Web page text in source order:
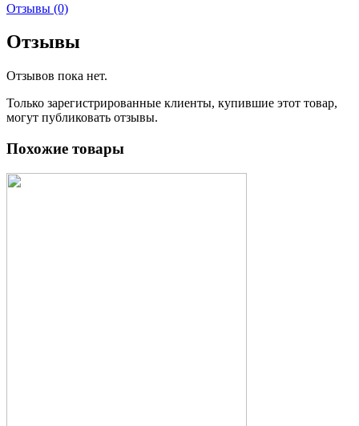
Отзывы (0)
Отзывы
Отзывов пока нет.
Только зарегистрированные клиенты, купившие этот товар,
могут публиковать отзывы.
Похожие товары